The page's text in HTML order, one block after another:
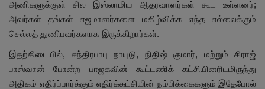
அணிகளுக்குள் சில இஸ்லாமிய ஆதரவாளர்கள் கூட உள்ளனர்;
அவர்கள் தங்கள் எஜமானர்களை மகிழ்விக்க எந்த எல்லைக்கும்
செல்லத் துணிபவர்களாக இருக்கிறார்கள்.
இதற்கிடையில், சந்திரபாபு நாயுடு, நிதிஷ் குமார், மற்றும் சிராஜ்
பாஸ்வான் போன்ற பாஜகவின் கூட்டணிக் கட்சியினரிடமிருந்து
அதிகம் எதிர்ப்பார்க்கும் எதிர்க்கட்சியின் நம்பிக்கைகளும் இதேபோல்